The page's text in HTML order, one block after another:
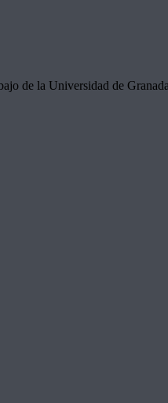
de la Universidad de